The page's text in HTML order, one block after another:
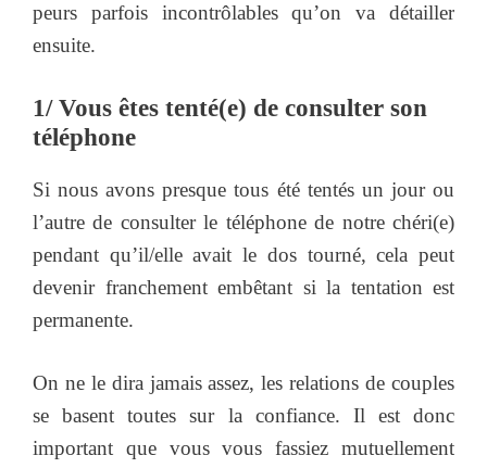
peurs parfois incontrôlables qu’on va détailler
ensuite.
1/ Vous êtes tenté(e) de consulter son
téléphone
Si nous avons presque tous été tentés un jour ou
l’autre de consulter le téléphone de notre chéri(e)
pendant qu’il/elle avait le dos tourné, cela peut
devenir franchement embêtant si la tentation est
permanente.
On ne le dira jamais assez, les relations de couples
se basent toutes sur la confiance. Il est donc
important que vous vous fassiez mutuellement